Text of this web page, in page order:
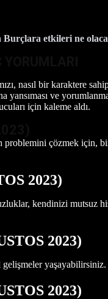
Burçlara etkileri ne
nasıl bir karaktere
yansıması ve
için kaleme aldı.
problemini çözmek için,
2023)
kendinizi mutsuz
2023)
yaşayabilirsiniz.
2023)